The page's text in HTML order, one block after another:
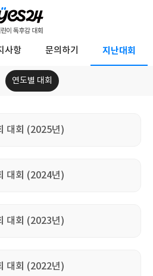
YES24
린
이
후
대
사항 문의하기 지난대회
연도별 대회
대회 (2025년)
대회 (2024년)
대회 (2023년)
대회 (2022년)